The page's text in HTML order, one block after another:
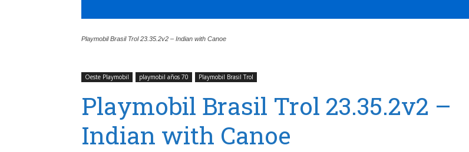
Playmobil Brasil Trol 23.35.2v2 – Indian with Canoe
Oeste Playmobil playmobil años 70 Playmobil Brasil Trol
Playmobil Brasil Trol 23.35.2v2 –
Indian with Canoe